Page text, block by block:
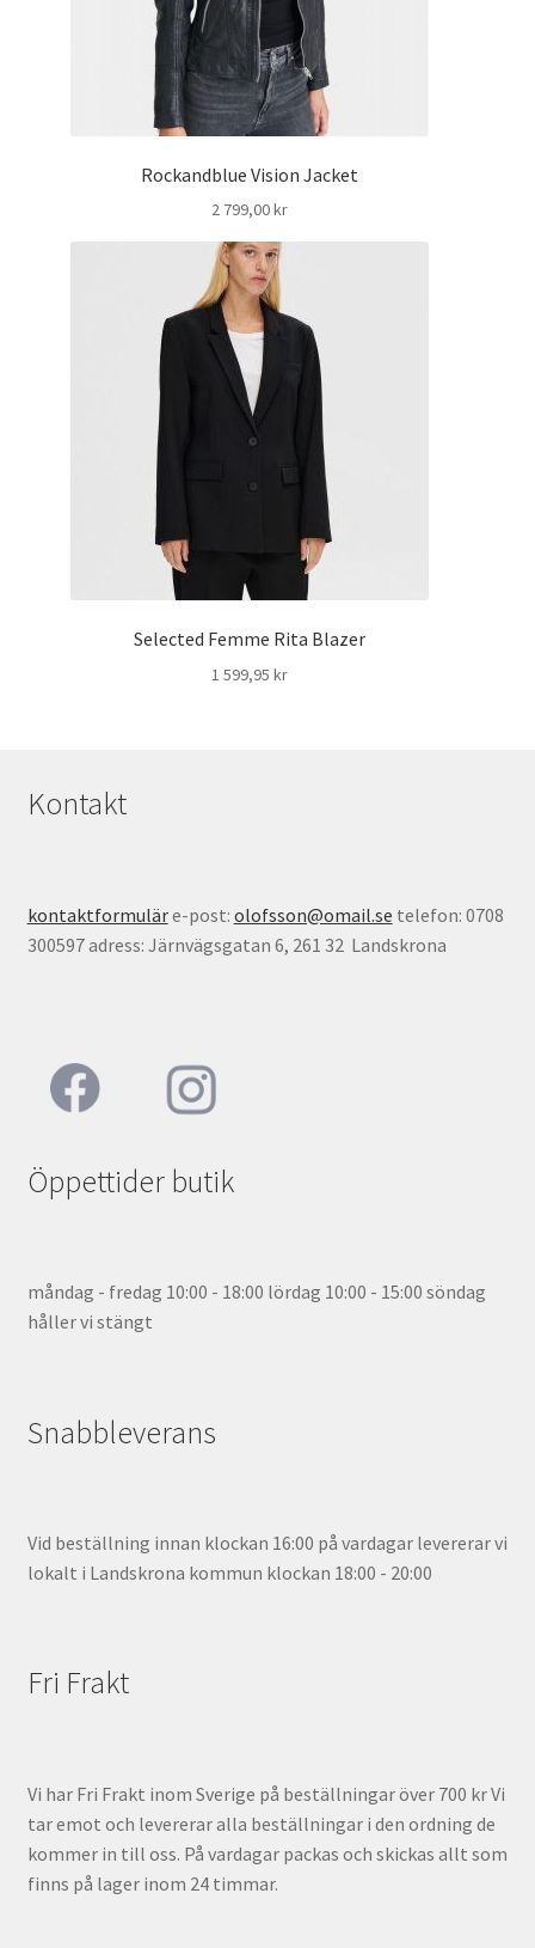
Rockandblue Vision Jacket
2 799,00kr
Selected Femme Rita Blazer
1 599,95 kr
Kontakt
kontaktformuläre-post: olofsson@omail.se telefon: 0708
300597 adress: Järnvägsgatan 6, 261 32 Landskrona
Öppettider butik
måndag - fredag 10:00 - 18:00 lördag 10:00 - 15:00 söndag
håller vi stängt
Snabbleverans
Vid beställning innan klockan 16:00 på vardagar levererar vi
lokalt i Landskrona kommun klockan 18:00 - 20:00
Fri Frakt
Vi har Fri Frakt inom Sverige på beställningar över 700 kr Vi
tar emot och levererar alla beställningar i den ordning de
kommer in till oss. På vardagar packas och skickas allt som
finns på lager inom 24 timmar.